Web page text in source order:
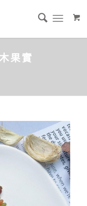
果實